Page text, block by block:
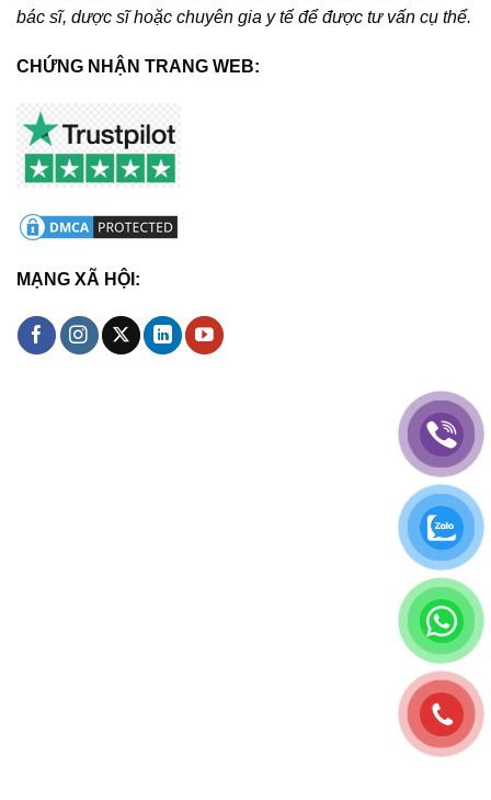
bác sĩ, dược sĩ hoặc chuyên gia y tế để được tư vấn cụ thể.
CHỨNG NHẬN TRANG WEB:
MẠNG XÃ HỘI: